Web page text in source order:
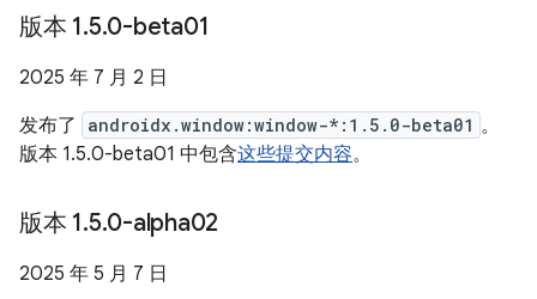
版本 1.5.0-beta01
2025 年 7 月 2 日
发布了
androidx.window:window-*:1.5.0-beta01 。
版本 1.5.0-beta01 中包含这些提交内容。
版本 1.5.0-alpha02
2025 年 5 月 7 日